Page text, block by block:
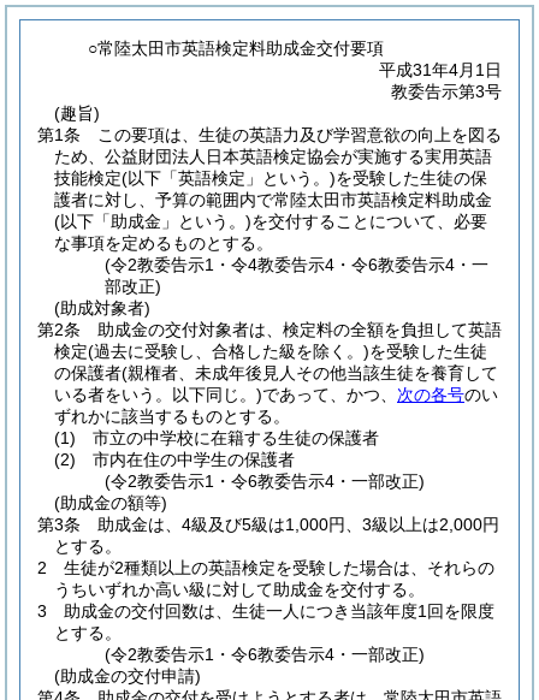
○常陸太田市英語検定料助成金交付要項
平成31年4月1日
教委告示第3号
(趣旨)
第1条
この要項は、生徒の英語力及び学習意欲の向上を図る
ため、公益財団法人日本英語検定協会が実施する実用英語
技能検定(以下「英語検定」という。)を受験した生徒の保
護者に対し、予算の範囲内で常陸太田市英語検定料助成金
(以下「助成金」という。)を交付することについて、必要
な事項を定めるものとする。
(令2教委告示1・令4教委告示4・令6教委告示4・一
部改正)
(助成対象者)
第2条
助成金の交付対象者は、検定料の全額を負担して英語
検定(過去に受験し、合格した級を除く。)を受験した生徒
の保護者(親権者、未成年後見人その他当該生徒を養育して
いる者をいう。以下同じ。)であって、かつ、 次の各号のい
ずれかに該当するものとする。
(1)
市立の中学校に在籍する生徒の保護者
(2)
市内在住の中学生の保護者
(令2教委告示1・令6教委告示4・一部改正)
(助成金の額等)
第3条
助成金は、4級及び5級は1,000円、3級以上は2,000円
とする。
2
生徒が2種類以上の英語検定を受験した場合は、それらの
うちいずれか高い級に対して助成金を交付する。
3
助成金の交付回数は、生徒一人につき当該年度1回を限度
とする。
(令2教委告示1・令6教委告示4・一部改正)
(助成金の交付申請)